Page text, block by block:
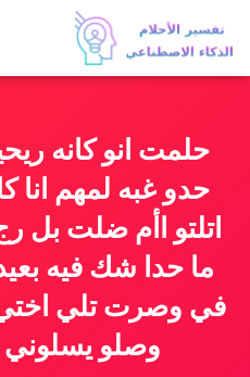
حلمت انو كانه
حدو غبه لمهم انا
اتلتو اأم ضلت بل
ما حدا شك فيه
في وصرت تلي اختي
وصلو يسلوني